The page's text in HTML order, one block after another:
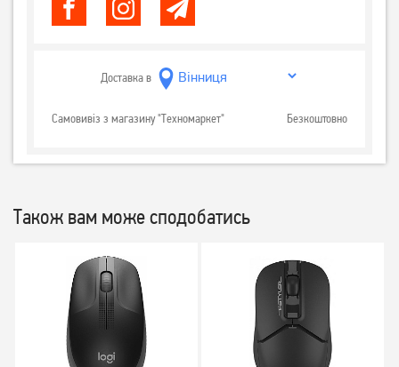
Доставка в
Самовивіз з магазину "Техномаркет" Безкоштовно
Також вам може сподобатись